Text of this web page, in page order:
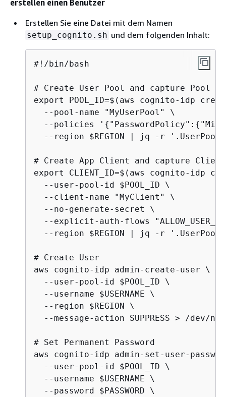
erstellen einen Benutzer
Erstellen Sie eine Datei mit dem Namen
setup_cognito.sh und dem folgenden Inhalt:
#!/bin/bash
# Create User Pool and capture Pool
export POOL_ID=$(aws cognito-idp
  --pool-name "MyUserPool" \
  --policies '
{ "PasswordPolicy": {
--region $REGION | jq -r
# Create App Client and capture
export CLIENT_ID=$(aws cognito-idp
  --user-pool-id $POOL_ID \
  --client-name "MyClient" \
  --no-generate-secret \
--explicit-auth-flows
--region $REGION | jq -r
# Create User
aws cognito-idp admin-create-user \
  --user-pool-id $POOL_ID \
  --username $USERNAME \
  --region $REGION \
--message-action SUPPRESS > /dev/
# Set Permanent Password
aws cognito-idp admin-set-user-
  --user-pool-id $POOL_ID \
  --username $USERNAME \
  --password $PASSWORD \